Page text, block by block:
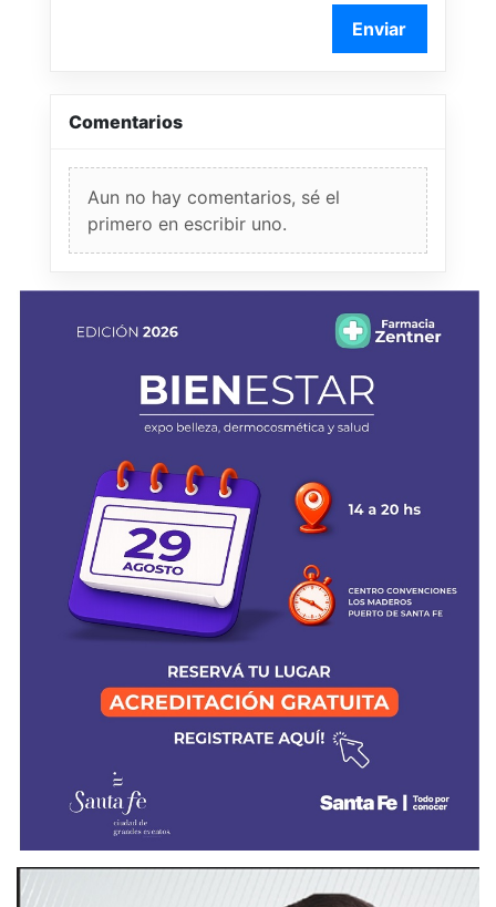
Enviar
Comentarios
Aun no hay comentarios, sé el
primero en escribir uno.